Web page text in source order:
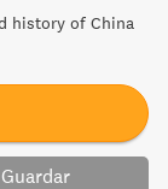
One of the
people
far from their
souls can find
and mythical
as if it were still
history of China
Guardar